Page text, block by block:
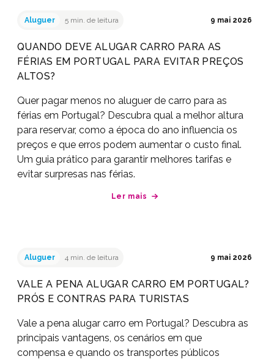
Aluguer 5 min. de leitura 9 mai 2026
QUANDO DEVE ALUGAR CARRO PARA AS
FÉRIAS EM PORTUGAL PARA EVITAR PREÇOS
ALTOS?
Quer pagar menos no aluguer de carro para as
férias em Portugal? Descubra qual a melhor altura
para reservar, como a época do ano influencia os
preços e que erros podem aumentar o custo final.
Um guia prático para garantir melhores tarifas e
evitar surpresas nas férias.
Ler mais
Aluguer 4 min. de leitura 9 mai 2026
VALE A PENA ALUGAR CARRO EM PORTUGAL?
PRÓS E CONTRAS PARA TURISTAS
Vale a pena alugar carro em Portugal? Descubra as
principais vantagens, os cenários em que
compensa e quando os transportes públicos